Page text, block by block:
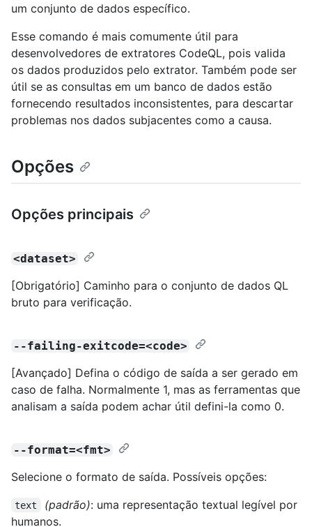
um conjunto de dados específico.
Esse comando é mais comumente útil para
desenvolvedores de extratores CodeQL, pois valida
os dados produzidos pelo extrator. Também pode ser
útil se as consultas em um banco de dados estão
fornecendo resultados inconsistentes, para descartar
problemas nos dados subjacentes como a causa.
Opções
Opções principais
<dataset>
[Obrigatório] Caminho para o conjunto de dados QL
bruto para verificação.
--failing-exitcode=<code>
[Avançado] Defina o código de saída a ser gerado em
caso de falha. Normalmente 1, mas as ferramentas que
analisam a saída podem achar útil defini-la como 0.
--format=<fmt>
Selecione o formato de saída. Possíveis opções:
text (padrão): uma representação textual legível por
humanos.